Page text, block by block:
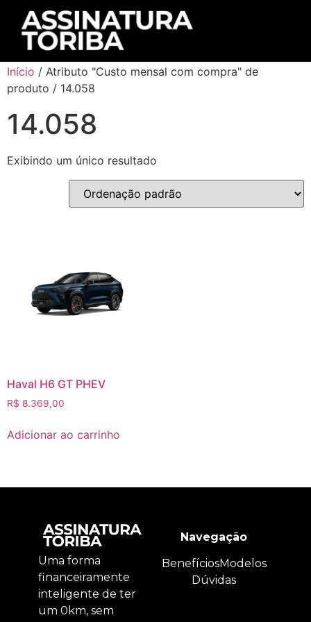
Início / Atributo "Custo mensal com compra" de
produto / 14.058
14.058
Exibindo um único resultado
Haval H6 GT PHEV
R$ 8.369,00
Adicionar ao carrinho
Uma forma
financeiramente
inteligente de ter
um 0km, sem
Navegação
BenefíciosModelos
Dúvidas